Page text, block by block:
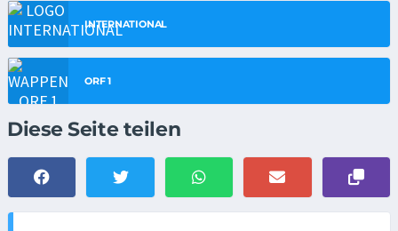
INTERNATIONAL
ORF 1
Diese Seite teilen